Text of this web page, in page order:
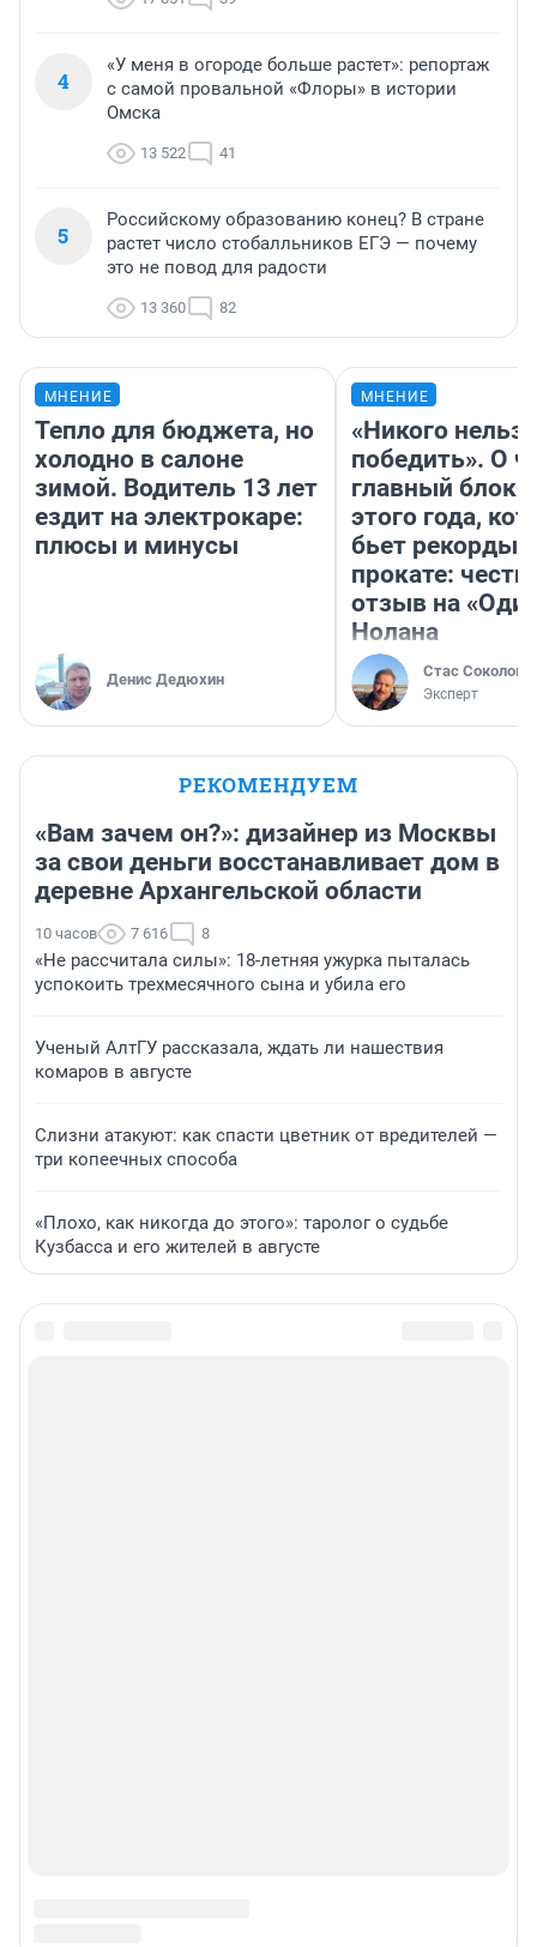
4
«У меня в огороде больше растет»: репортаж
с самой провальной «Флоры» в истории
Омска
13 522 41
5
Российскому образованию конец? В стране
растет число стобалльников ЕГЭ — почему
это не повод для радости
13 360 82
МНЕНИЕ
Тепло для бюджета, но
холодно в салоне
зимой. Водитель 13 лет
ездит на электрокаре:
плюсы и минусы
Денис Дедюхин
МНЕНИЕ
«Никого нельзя
победить». О
главный
этого года,
бьет рекорды в
прокате:
отзыв на
Нолана
Стас Соколов
Эксперт
РЕКОМЕНДУЕМ
«Вам зачем он?»: дизайнер из Москвы
за свои деньги восстанавливает дом в
деревне Архангельской области
10 часов 7 616 8
«Не рассчитала силы»: 18-летняя ужурка пыталась
успокоить трехмесячного сына и убила его
Ученый АлтГУ рассказала, ждать ли нашествия
комаров в августе
Слизни атакуют: как спасти цветник от вредителей —
три копеечных способа
«Плохо, как никогда до этого»: таролог о судьбе
Кузбасса и его жителей в августе